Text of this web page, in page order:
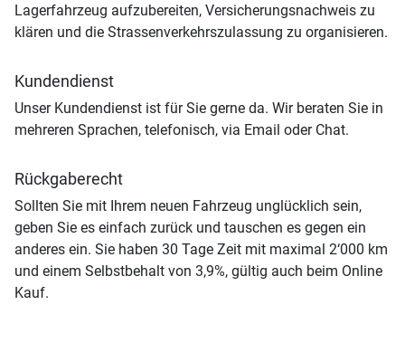
Lagerfahrzeug aufzubereiten, Versicherungsnachweis zu
klären und die Strassenverkehrszulassung zu organisieren.
Kundendienst
Unser Kundendienst ist für Sie gerne da. Wir beraten Sie in
mehreren Sprachen, telefonisch, via Email oder Chat.
Rückgaberecht
Sollten Sie mit Ihrem neuen Fahrzeug unglücklich sein,
geben Sie es einfach zurück und tauschen es gegen ein
anderes ein. Sie haben 30 Tage Zeit mit maximal 2‘000 km
und einem Selbstbehalt von 3,9%, gültig auch beim Online
Kauf.